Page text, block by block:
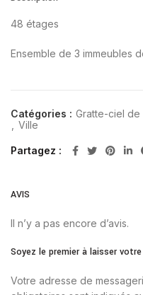
48 étages
Ensemble de 3 immeubles
Catégories : Gratte-ciel de
Ville
Partagez
AVIS
Il n’y a pas encore d’avis.
Soyez le premier à laisser votre
Votre adresse de